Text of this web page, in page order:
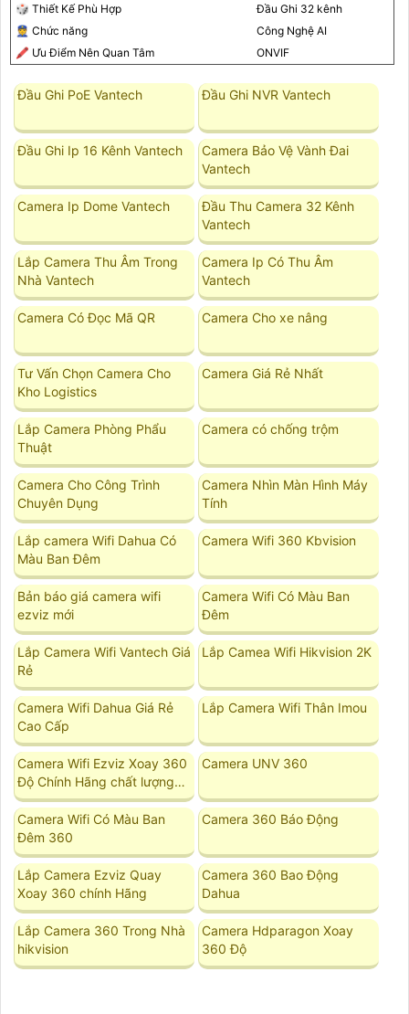
🎲 Thiết Kế Phù Hợp
Đầu Ghi 32 kênh
👮 Chức năng
Công Nghệ AI
🖍 Ưu Điểm Nên Quan Tâm
ONVIF
Đầu Ghi PoE Vantech Đầu Ghi NVR Vantech
Đầu Ghi Ip 16 Kênh Vantech
Camera Bảo Vệ Vành Đai
Vantech
Camera Ip Dome Vantech
Đầu Thu Camera 32 Kênh
Vantech
Lắp Camera Thu Âm Trong
Nhà Vantech
Camera Ip Có Thu Âm
Vantech
Camera Có Đọc Mã QR Camera Cho xe nâng
Tư Vấn Chọn Camera Cho
Kho Logistics
Camera Giá Rẻ Nhất
Lắp Camera Phòng Phẩu
Thuật
Camera có chống trộm
Camera Cho Công Trình
Chuyên Dụng
Camera Nhìn Màn Hình Máy
Tính
Lắp camera Wifi Dahua Có
Màu Ban Đêm
Camera Wifi 360 Kbvision
Bản báo giá camera wifi
ezviz mới
Camera Wifi Có Màu Ban
Đêm
Lắp Camera Wifi Vantech Giá
Rẻ
Lắp Camea Wifi Hikvision 2K
Camera Wifi Dahua Giá Rẻ
Cao Cấp
Lắp Camera Wifi Thân Imou
Camera Wifi Ezviz Xoay 360
Độ Chính Hãng chất lượng
tốt
Camera UNV 360
Camera Wifi Có Màu Ban
Đêm 360
Camera 360 Báo Động
Lắp Camera Ezviz Quay
Xoay 360 chính Hãng
Camera 360 Bao Động
Dahua
Lắp Camera 360 Trong Nhà
hikvision
Camera Hdparagon Xoay
360 Độ